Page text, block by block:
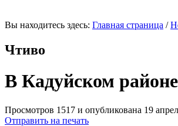
Вы находитесь здесь: Главная страница /
Чтиво
В Кадуйском
Просмотров 1517 и опубликована 19
Отправить на печать